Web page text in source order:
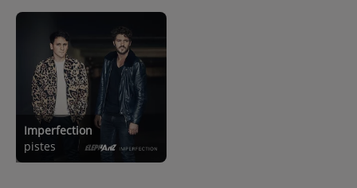
Imperfection
pistes